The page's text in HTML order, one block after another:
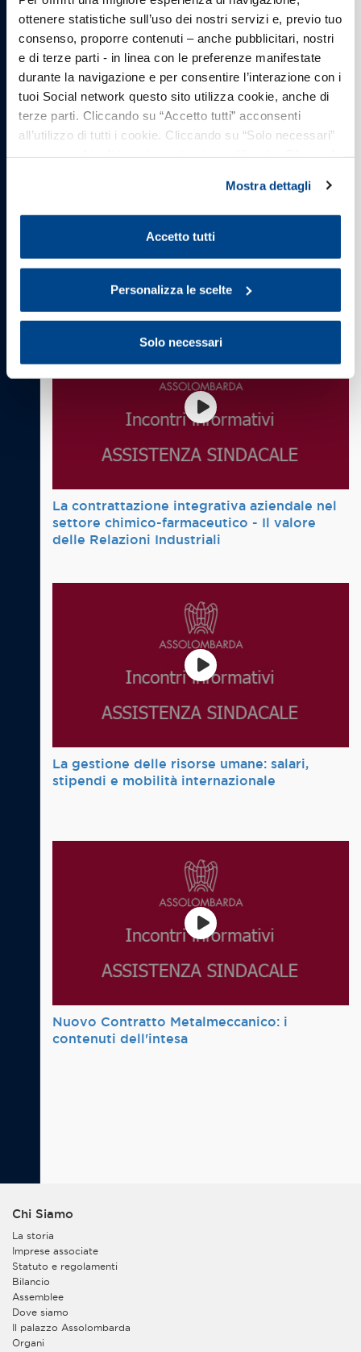
ottenere statistiche sull’uso dei nostri servizi e, previo tuo
consenso, proporre contenuti – anche pubblicitari, nostri
e di terze parti - in linea con le preferenze manifestate
durante la navigazione e per consentire l’interazione con i
tuoi Social network questo sito utilizza cookie, anche di
terze parti. Cliccando su “Accetto tutti” acconsenti
all’utilizzo di tutti i cookie. Cliccando su “Solo necessari”
propria volontà in relazione a ciascuna categoria di
cookie del sito. Per ulteriori informazioni consulta la
Mostra dettagli
Accetto tutti
Personalizza le scelte
Solo necessari
lavoro, uno strumento per gli HR manager
la ripresa del sistema produttivo
La contrattazione integrativa aziendale nel
settore chimico-farmaceutico - Il valore
delle Relazioni Industriali
La gestione delle risorse umane: salari,
stipendi e mobilità internazionale
Nuovo Contratto Metalmeccanico: i
contenuti dell'intesa
Chi Siamo
La storia
Imprese associate
Statuto e regolamenti
Bilancio
Assemblee
Dove siamo
Il palazzo Assolombarda
Organi